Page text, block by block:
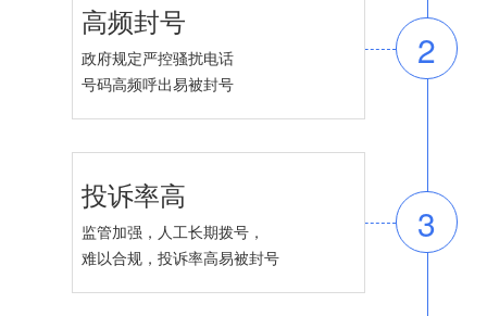
高频封号
政府规定严控骚扰电话
号码高频呼出易被封号
2
投诉率高
监管加强，人工长期拨号，
难以合规，投诉率高易被封号
3